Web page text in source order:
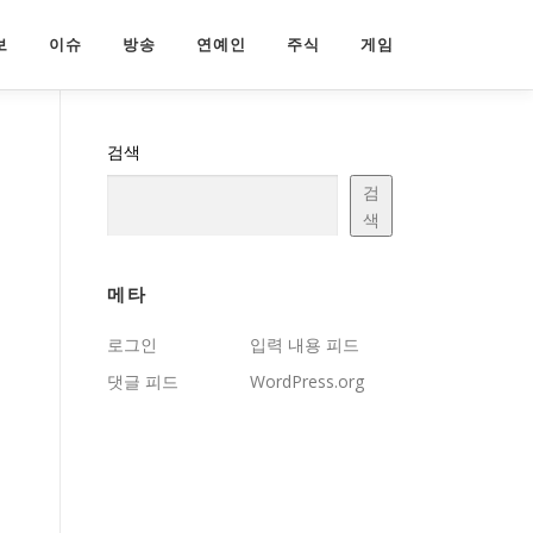
이슈 방송 연예인 주식 게임
검색
검
색
메타
로그인
입력 내용 피드
댓글 피드
WordPress.org